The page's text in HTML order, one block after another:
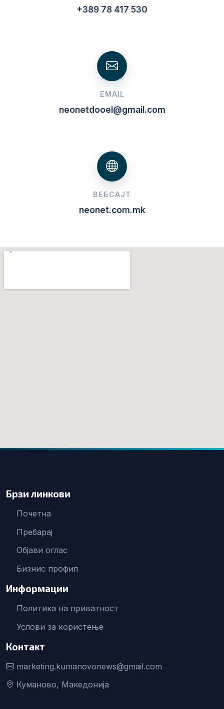
+389 78 417 530
EMAIL
neonetdooel@gmail.com
ВЕБСАЈТ
neonet.com.mk
Брзи линкови
Почетна
Пребарај
Објави оглас
Бизнис профил
Информации
Политика на приватност
Услови за користење
Контакт
marketing.kumanovonews@gmail.com
Куманово, Македонија